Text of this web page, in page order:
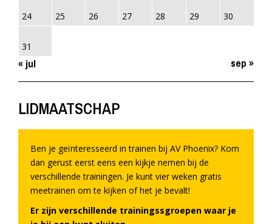
24 25 26 27 28 29 30
31
« jul sep »
LIDMAATSCHAP
Ben je geïnteresseerd in trainen bij AV Phoenix? Kom
dan gerust eerst eens een kijkje nemen bij de
verschillende trainingen. Je kunt vier weken gratis
meetrainen om te kijken of het je bevalt!
Er zijn verschillende trainingssgroepen waar je